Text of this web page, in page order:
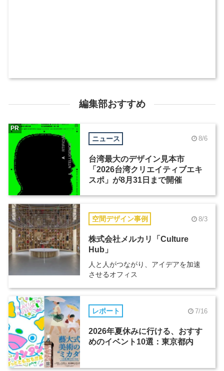
編集部おすすめ
ニュース 8/6
台湾最大のデザイン見本市
「2026台湾クリエイティブエキ
スポ」が8月31日まで開催
PR
空間デザイン事例 8/3
株式会社メルカリ「Culture
Hub」
人と人がつながり、アイデアを加速
させるオフィス
レポート 7/16
2026年夏休みに行ける、おすす
めのイベント10選：東京都内